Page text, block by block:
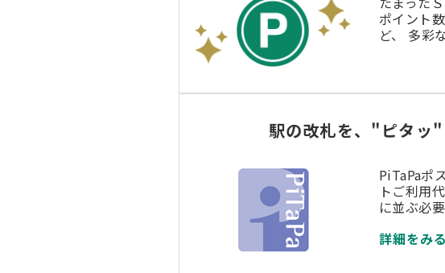
3万円
（カード1枚毎）
1ヵ月
5万円
IC定期券購入枠
交通ご利用枠を超過した場合、PiTaPaショ
（ショッピングご利用枠を超過した場合で
ジュニア・キッズカード会員の方は、ショ
カードショッピングのリボ払い・分割払いはカ
お客さまのご希望をもとに、キャッシング利
きます。ただし、ご利用枠の減額または設定を
ポイント
ど、 多彩
駅の改札を、"ピタッ
PiTaPaポ
トご利用
に並ぶ必
詳細をみる